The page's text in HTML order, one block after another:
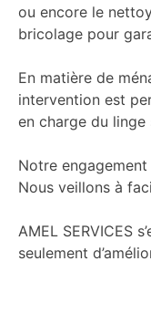
ou encore le
bricolage pour
En matière de
intervention est
en charge du linge
Notre
Nous veillons à
AMEL SERVICES
seulement